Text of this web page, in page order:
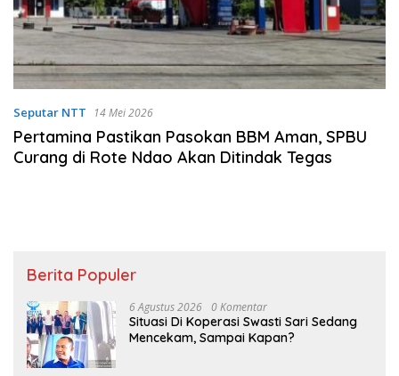
Seputar NTT 14 Mei 2026
Pertamina Pastikan Pasokan BBM Aman, SPBU
Curang di Rote Ndao Akan Ditindak Tegas
Berita Populer
6 Agustus 2026 0 Komentar
Situasi Di Koperasi Swasti Sari Sedang
Mencekam, Sampai Kapan?